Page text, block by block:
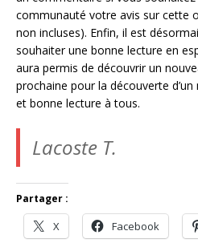
communauté votre avis sur cette
non incluses). Enfin, il est
souhaiter une bonne lecture en
aura permis de découvrir un
prochaine pour la découverte
et bonne lecture à tous.
Lacoste T.
Partager :
X Facebook